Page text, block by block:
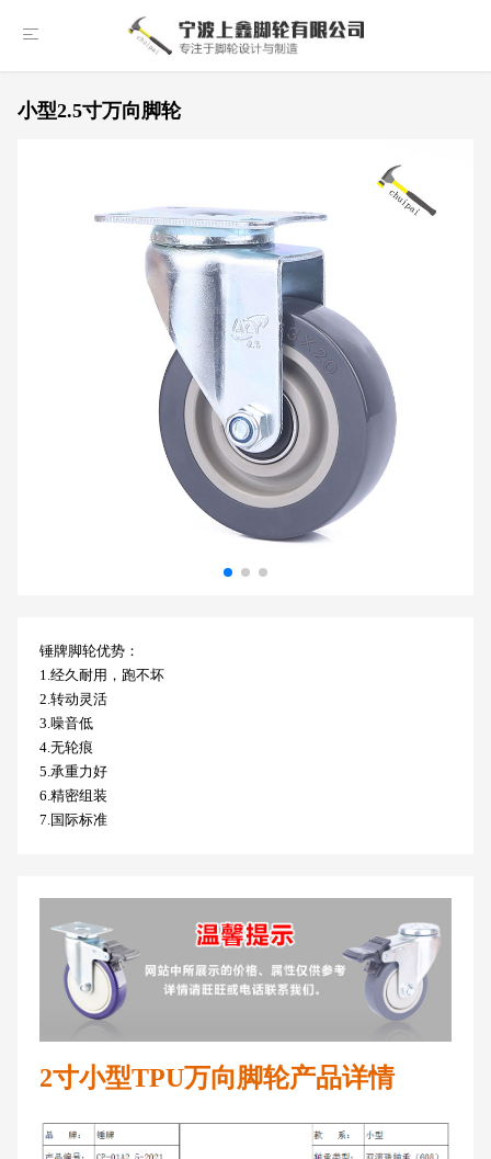
小型2.5寸万向脚轮
锤牌脚轮优势：
1.经久耐用，跑不坏
2.转动灵活
3.噪音低
4.无轮痕
5.承重力好
6.精密组装
7.国际标准
2寸小型TPU万向脚轮产品详情